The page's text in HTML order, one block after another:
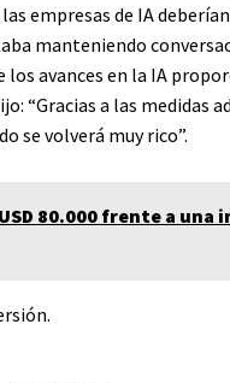
empresas de IA
manteniendo
avances en la IA
“Gracias a las medidas
se volverá muy rico”.
80.000 frente a una